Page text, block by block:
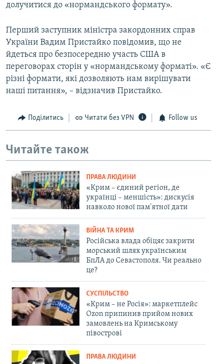
долучитися до «нормандського формату».
Перший заступник міністра закордонних справ
України Вадим Пристайко повідомив, що не
йдеться про безпосередню участь США в
переговорах сторін у «нормандському форматі». «Є
різні формати, які дозволяють нам вирішувати
наші питання», – відзначив Пристайко.
Поділитись Читати без VPN Follow us
Читайте також
ПРАВА ЛЮДИНИ
«Крим – єдиний регіон, де
українці – меншість»: дискусія
навколо нової пам'ятної дати
ВІЙНА ТА КРИМ
Російська влада обіцяє закрити
морський шлях українським
БпЛА до Севастополя. Чи реально
це?
СУСПІЛЬСТВО
«Крим – не Росія»: маркетплейс
Ozon припинив прийом нових
замовлень на Кримському
півострові
ПРАВА ЛЮДИНИ